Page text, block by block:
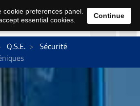
Q.S.E.
Sécurité
preferences panel.
essential cookies.
Continue